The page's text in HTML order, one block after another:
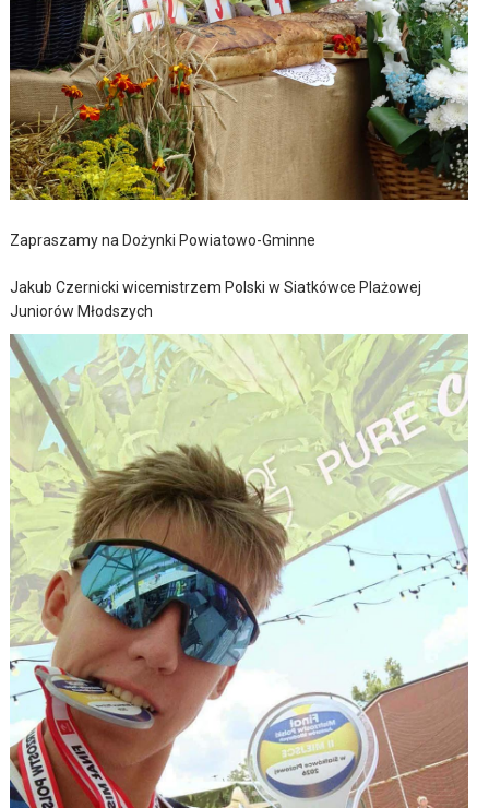
Zapraszamy na Dożynki Powiatowo-Gminne
Jakub Czernicki wicemistrzem Polski w Siatkówce Plażowej
Juniorów Młodszych